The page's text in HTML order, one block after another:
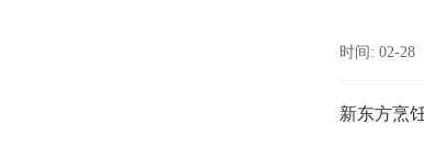
时间: 02-28
新东方烹